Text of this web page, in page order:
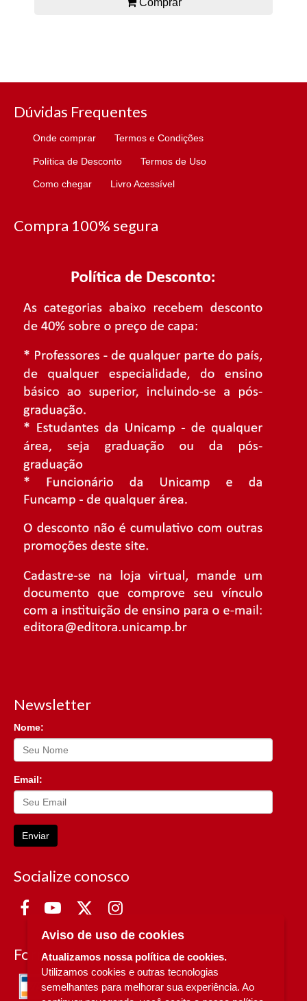
Dúvidas Frequentes
Onde comprar Termos e Condições
Política de Desconto Termos de Uso
Como chegar Livro Acessível
Compra 100% segura
Newsletter
Nome:
Email:
Enviar
Socialize conosco
Formas de Pagamento
Aviso de uso de cookies
Atualizamos nossa política de cookies.
Utilizamos cookies e outras tecnologias
semelhantes para melhorar sua experiência. Ao